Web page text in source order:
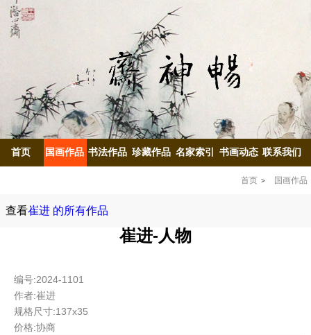
首页 国画作品 书法作品 珍藏作品 名家索引 书画动态 联系我们
首页 国画作品
查看崔进 的所有作品
崔进-人物
编号:2024-1101
作者:崔进
规格尺寸:137x35
价格:协商